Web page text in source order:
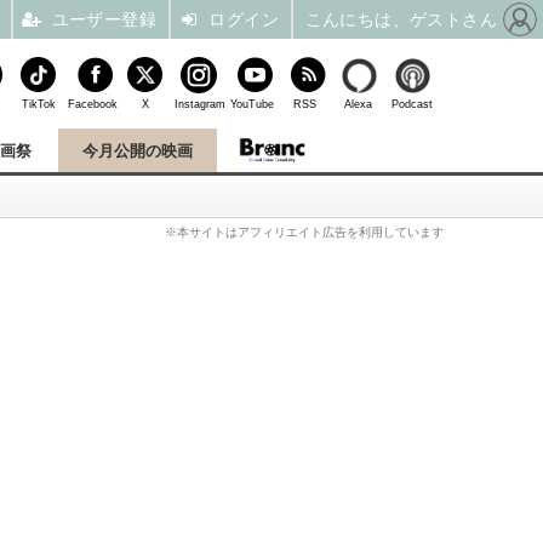
祭 今月公開の映画
※本サイトはアフィリエイト広告を利用しています
TikTok Facebook X Instagram YouTube RSS Alexa Podcast
ユーザー登録 ログイン こんにちは、ゲストさん